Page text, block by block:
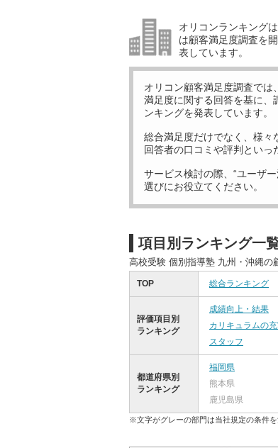
オリコンランキング
は顧客満足度調査を
表しています。
オリコン顧客満足度調査では
満足度に関する回答を基に、
ンキングを発表しています。
総合満足度だけでなく、様々
回答者の口コミや評判といっ
サービス検討の際、“ユーザ
選びにお役立てください。
項目別ランキング一
高校受験 個別指導塾 九州・沖縄の
TOP 総合ランキング
評価項目別
ランキング
成績向上・結果
カリキュラムの充
スタッフ
都道府県別
ランキング
福岡県
熊本県
鹿児島県
※文字がグレーの部門は当社規定の条件